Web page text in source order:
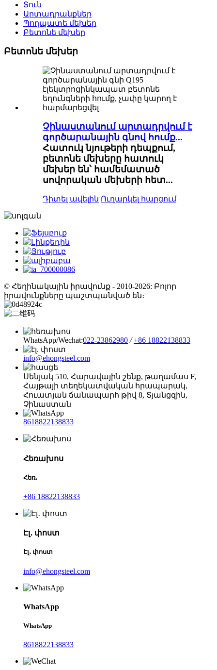
Տուն
Արտադրանքներ
Պողպատե մեխեր
Բետոնե մեխեր
Բետոնե մեխեր
Չինաստանում արտադրվում է
գործարանային գնով հումք...
Հատուկ նյութերի դեպքում,
բետոնե մեխերը հատուկ
մեխեր են՝ համեմատած
սովորական մեխերի հետ...
Դիտել ավելին Ուղարկել հարցում
© Հեղինակային իրավունք - 2010-2026: Բոլոր
իրավունքները պաշտպանված են։
WhatsApp/Wechat:022-23862980 / +86 18822138833
info@ehongsteel.com
Սենյակ 510, Հարավային շենք, թաղամաս F,
Հայթայի տեղեկատվական հրապարակ,
Հուատյան ճանապարհ թիվ 8, Տյանցզին, ​​
Չինաստան
8618822138833
Հեռախոս
Հեռ․
+86 18822138833
Էլ․ փոստ
Էլ․ փոստ
info@ehongsteel.com
WhatsApp
WhatsApp
8618822138833